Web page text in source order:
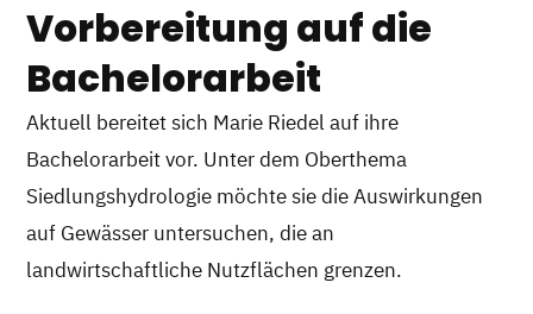
Vorbereitung auf die
Bachelorarbeit
Aktuell bereitet sich Marie Riedel auf ihre
Bachelorarbeit vor. Unter dem Oberthema
Siedlungshydrologie möchte sie die Auswirkungen
auf Gewässer untersuchen, die an
landwirtschaftliche Nutzflächen grenzen.